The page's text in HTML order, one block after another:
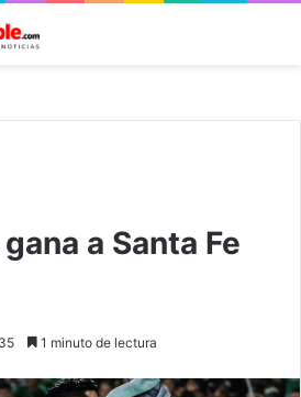
a Santa Fe
35 1 minuto de lectura